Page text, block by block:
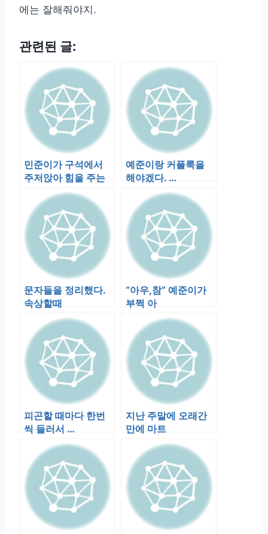
에는 잘해줘야지.
관련된 글:
민준이가 구석에서
주저앉아 힘을 주는
걸 보다 눈이 마주쳤
다. 민준이가 스…
예준이랑 커플룩을
해야겠다. …
문자들을 정리했다.
속상할때
“아우,참” 예준이가
부쩍 아
피곤할 때마다 한번
씩 들러서 …
지난 주말에 오래간
만에 마트